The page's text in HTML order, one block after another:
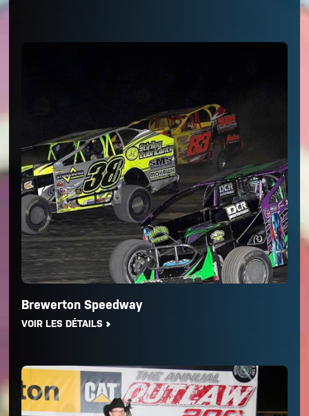
Brewerton Speedway
VOIR LES DÉTAILS